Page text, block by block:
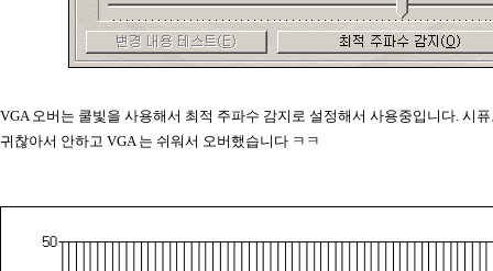
VGA 오버는 쿨빛을 사용해서 최적 주파수 감지로 설정해서 사용중입니다. 시
귀찮아서 안하고 VGA 는 쉬워서 오버했습니다 ㅋㅋ